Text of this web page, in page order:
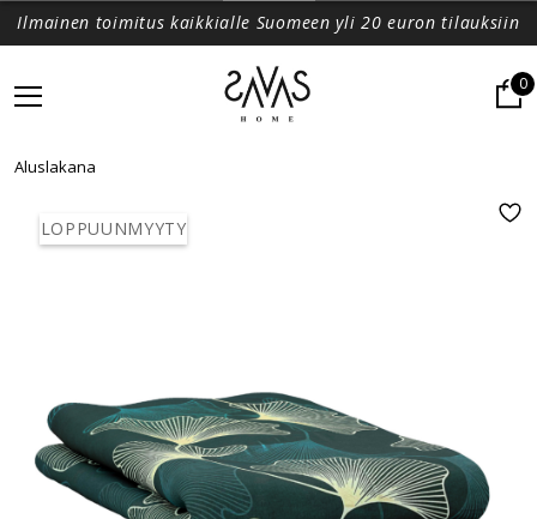
Ilmainen toimitus kaikkialle Suomeen yli 20 euron tilauksiin
0
Aluslakana
LOPPUUNMYYTY